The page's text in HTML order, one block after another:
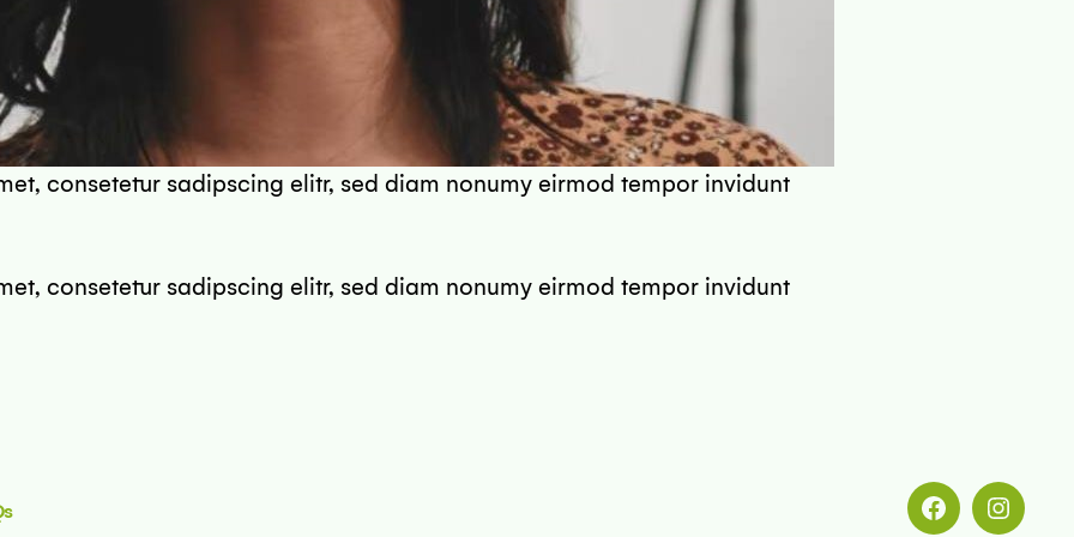
consetetur sadipscing elitr, sed diam nonumy eirmod tempor invidunt
consetetur sadipscing elitr, sed diam nonumy eirmod tempor invidunt
Menüeintrag